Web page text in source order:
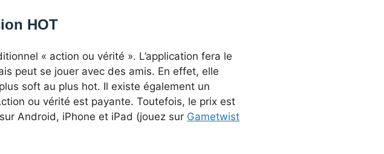
HOT
« action ou vérité ». L’application fera le
peut se jouer avec des amis. En effet, elle
soft au plus hot. Il existe également un
ou vérité est payante. Toutefois, le prix est
Android, iPhone et iPad (jouez sur Gametwist